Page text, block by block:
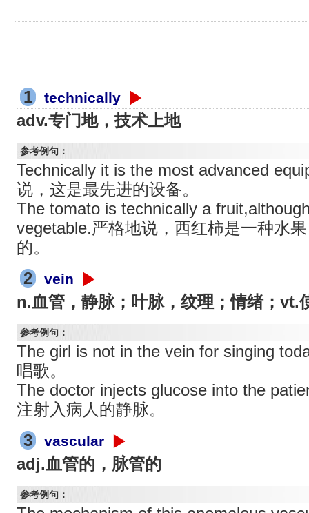
1 technically
adv.专门地，技术上地
参考例句：
Technically it is the most advanced
说，这是最先进的设备。
The tomato is technically a
vegetable.严格地说，西红柿是一种水
的。
2
vein
n.血管，静脉；叶脉，纹理；情绪；vt.
参考例句：
The girl is not in the vein for singing
唱歌。
The doctor injects glucose into the
注射入病人的静脉。
3
vascular
adj.血管的，脉管的
参考例句：